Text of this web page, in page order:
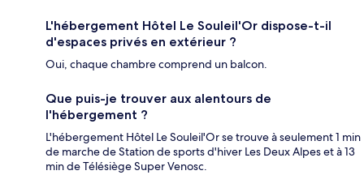
L'hébergement Hôtel Le Souleil'Or dispose-t-il
d'espaces privés en extérieur ?
Oui, chaque chambre comprend un balcon.
Que puis-je trouver aux alentours de
l'hébergement ?
L'hébergement Hôtel Le Souleil'Or se trouve à seulement 1 min
de marche de Station de sports d'hiver Les Deux Alpes et à 13
min de Télésiège Super Venosc.